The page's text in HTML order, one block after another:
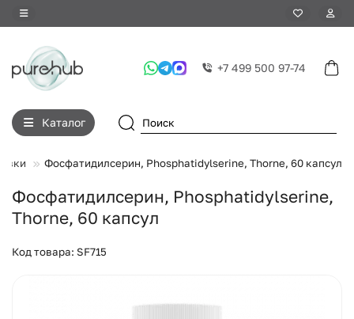
+7 499 500 97-74
Каталог
Фосфатидилсерин, Phosphatidylserine, Thorne, 60 капсул
Фосфатидилсерин, Phosphatidylserine,
Thorne, 60 капсул
Код товара: SF715